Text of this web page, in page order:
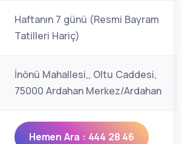
Haftanın 7 günü (Resmi Bayram
Tatilleri Hariç)
İnönü Mahallesi,, Oltu Caddesi,
75000 Ardahan Merkez/Ardahan
Hemen Ara : 444 28 46